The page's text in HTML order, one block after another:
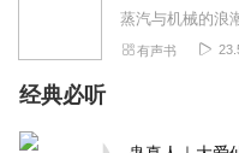
有声书
经典必听